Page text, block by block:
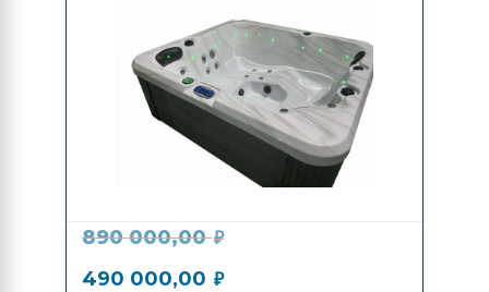
890 000,00₽
490 000,00 ₽